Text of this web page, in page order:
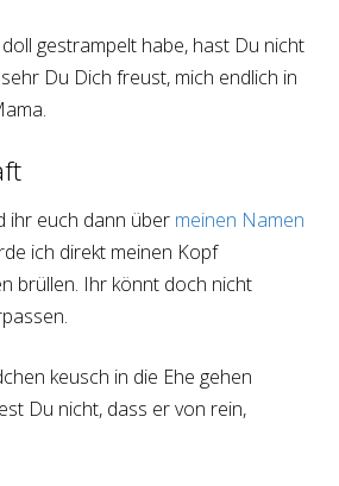
gestrampelt habe, hast Du nicht
Du Dich freust, mich endlich in
ihr euch dann über meinen Namen
ich direkt meinen Kopf
brüllen. Ihr könnt doch nicht
keusch in die Ehe gehen
Du nicht, dass er von rein,